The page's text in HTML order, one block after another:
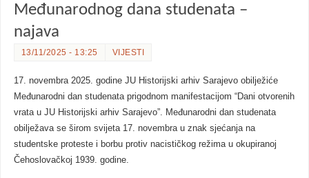
Međunarodnog dana studenata –
najava
13/11/2025 - 13:25 VIJESTI
17. novembra 2025. godine JU Historijski arhiv Sarajevo obilježiće
Međunarodni dan studenata prigodnom manifestacijom “Dani otvorenih
vrata u JU Historijski arhiv Sarajevo”. Međunarodni dan studenata
obilježava se širom svijeta 17. novembra u znak sjećanja na
studentske proteste i borbu protiv nacističkog režima u okupiranoj
Čehoslovačkoj 1939. godine.